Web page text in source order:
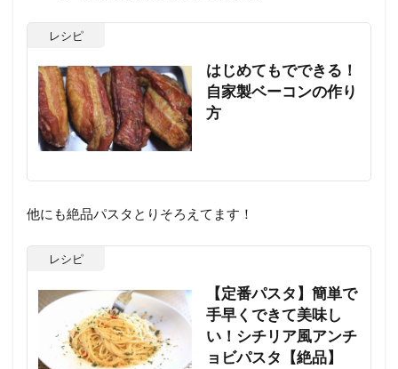
レシピ
はじめてもでできる！
自家製ベーコンの作り
方
他にも絶品パスタとりそろえてます！
レシピ
【定番パスタ】簡単で
手早くできて美味し
い！シチリア風アンチ
ョビパスタ【絶品】